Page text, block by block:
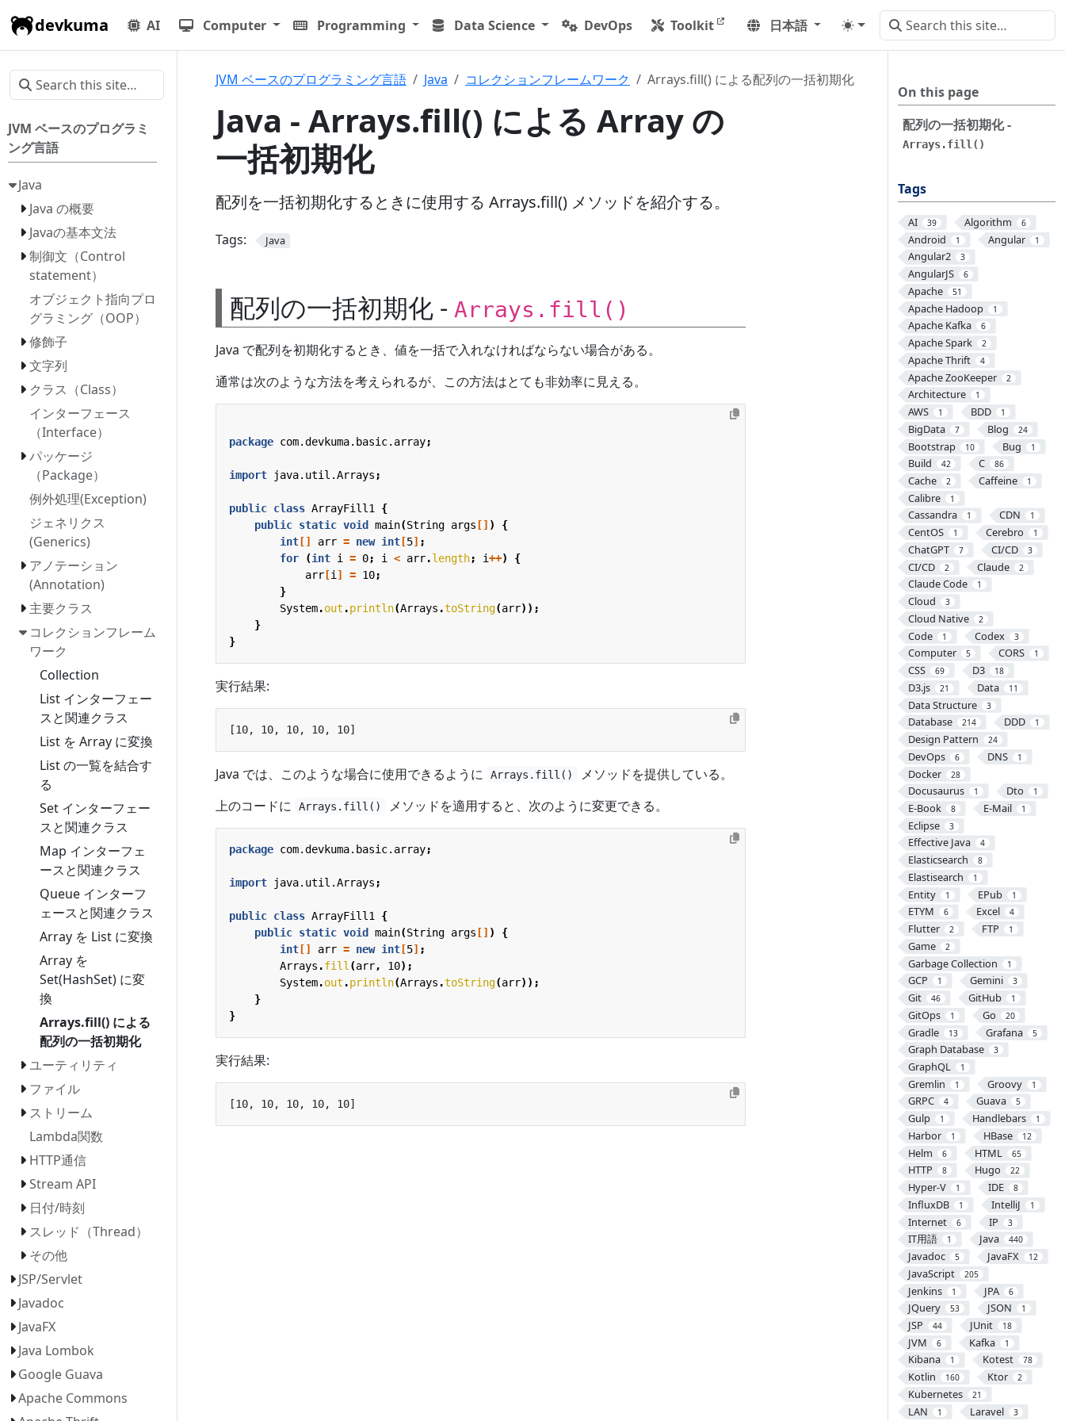
devkuma AI Computer Programming Data Science DevOps Toolkit 日本語
JVM ベースのプログラミ
ング言語
Java
Java の概要
Javaの基本文法
制御文（Control
statement）
オブジェクト指向プロ
グラミング（OOP）
修飾子
文字列
クラス（Class）
インターフェース
（Interface）
パッケージ
（Package）
例外処理(Exception)
ジェネリクス
(Generics)
アノテーション
(Annotation)
主要クラス
コレクションフレーム
ワーク
Collection
List インターフェー
スと関連クラス
List を Array に変換
List の一覧を結合す
る
Set インターフェー
スと関連クラス
Map インターフェ
ースと関連クラス
Queue インターフ
ェースと関連クラス
Array を List に変換
Array を
Set(HashSet) に変
換
Arrays.fill() による
配列の一括初期化
ユーティリティ
ファイル
ストリーム
Lambda関数
HTTP通信
Stream API
日付/時刻
スレッド（Thread）
その他
JSP/Servlet
Javadoc
JavaFX
Java Lombok
Google Guava
Apache Commons
On this page
配列の一括初期化 -
Arrays.fill()
Tags
AI 39 Algorithm 6
Android 1 Angular 1
Angular2 3
AngularJS 6
Apache 51
Apache Hadoop 1
Apache Kafka 6
Apache Spark 2
Apache Thrift 4
Apache ZooKeeper 2
Architecture 1
AWS 1 BDD 1
BigData 7 Blog 24
Bootstrap 10 Bug 1
Build 42 C 86
Cache 2 Caffeine 1
Calibre 1
Cassandra 1 CDN 1
CentOS 1 Cerebro 1
ChatGPT 7 CI/CD 3
CI/CD 2 Claude 2
Claude Code 1
Cloud 3
Cloud Native 2
Code 1 Codex 3
Computer 5 CORS 1
CSS 69 D3 18
D3.js 21 Data 11
Data Structure 3
Database 214 DDD 1
Design Pattern 24
DevOps 6 DNS 1
Docker 28
Docusaurus 1 Dto 1
E-Book 8 E-Mail 1
Eclipse 3
Effective Java 4
Elasticsearch 8
Elastisearch 1
Entity 1 EPub 1
ETYM 6 Excel 4
Flutter 2 FTP 1
Game 2
Garbage Collection 1
GCP 1 Gemini 3
Git 46 GitHub 1
GitOps 1 Go 20
Gradle 13 Grafana 5
Graph Database 3
GraphQL 1
Gremlin 1 Groovy 1
GRPC 4 Guava 5
Gulp 1 Handlebars 1
Harbor 1 HBase 12
Helm 6 HTML 65
HTTP 8 Hugo 22
Hyper-V 1 IDE 8
InfluxDB 1 IntelliJ 1
Internet 6 IP 3
IT用語 1 Java 440
Javadoc 5 JavaFX 12
JavaScript 205
Jenkins 1 JPA 6
JQuery 53 JSON 1
JSP 44 JUnit 18
JVM 6 Kafka 1
Kibana 1 Kotest 78
Kotlin 160 Ktor 2
Kubernetes 21
LAN 1 Laravel 3
JVM ベースのプログラミング言語 Java コレクションフレームワーク Arrays.fill() による配列の一括初期化
Java - Arrays.fill() による Array の
一括初期化
配列を一括初期化するときに使用する Arrays.fill() メソッドを紹介する。
Tags: Java
配列の一括初期化 - Arrays.fill()
Java で配列を初期化するとき、値を一括で入れなければならない場合がある。
通常は次のような方法を考えられるが、この方法はとても非効率に見える。
package com.devkuma.basic.array;
import java.util.Arrays ;
public class ArrayFill1
{
public static void main(String args [] )
{
int [] arr = new int [5] ;
for
(int i = 0; i < arr.length; i++)
{
arr [i ] = 10;
}
System.out .println(Arrays .toString(arr));
}
}
実行結果:
Java では、このような場合に使用できるように Arrays.fill()
メソッドを提供している。
上のコードに
Arrays.fill() メソッドを適用すると、次のように変更できる。
package com.devkuma.basic.array;
import java.util.Arrays ;
public class ArrayFill1
{
public static void main(String args [] )
{
int [] arr = new int [5] ;
Arrays .fill (arr, 10);
System.out .println(Arrays .toString(arr));
}
}
実行結果: